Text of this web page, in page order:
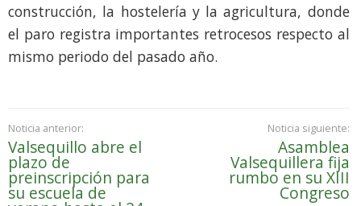
construcción, la hostelería y la agricultura, donde
el paro registra importantes retrocesos respecto al
mismo periodo del pasado año.
Noticia anterior:
Valsequillo abre el
plazo de
preinscripción para
su escuela de
Noticia siguiente:
Asamblea
Valsequillera fija
rumbo en su XIII
Congreso